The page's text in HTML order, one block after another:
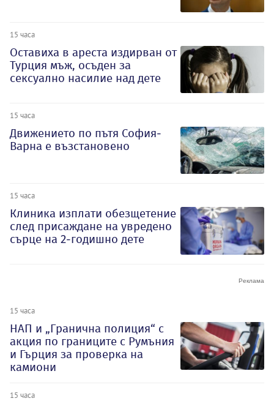
15 часа
Оставиха в ареста издирван от
Турция мъж, осъден за
сексуално насилие над дете
15 часа
Движението по пътя София-
Варна е възстановено
15 часа
Клиника изплати обезщетение
след присаждане на увредено
сърце на 2-годишно дете
15 часа
НАП и „Гранична полиция“ с
акция по границите с Румъния
и Гърция за проверка на
камиони
15 часа